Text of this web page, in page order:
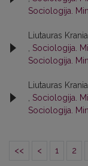
Sociologija.
Liutauras
Sociologija.
Sociologija.
Liutauras
Sociologija.
Sociologija.
<< < 1 2